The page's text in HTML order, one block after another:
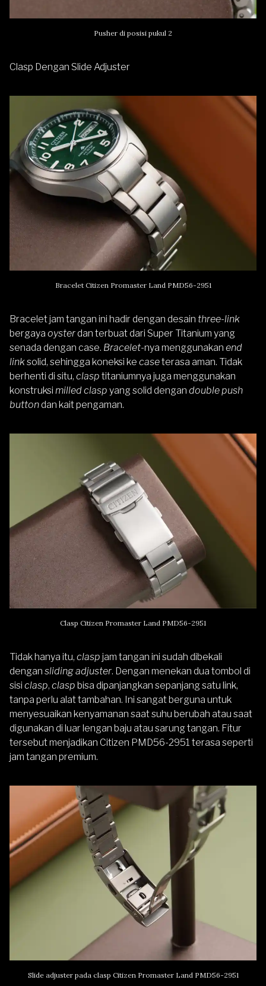
Pusher di posisi pukul 2
Clasp Dengan Slide Adjuster
Bracelet Citizen Promaster Land PMD56-2951
Bracelet jam tangan ini hadir dengan desain three-link
bergaya oysterdan terbuat dari Super Titanium yang
senada dengan case. Bracelet-nya menggunakan end
linksolid, sehingga koneksi ke caseterasa aman. Tidak
berhenti di situ, clasp titaniumnya juga menggunakan
konstruksi milled clasp yang solid dengan double push
buttondan kait pengaman.
Clasp Citizen Promaster Land PMD56-2951
Tidak hanya itu, clasp jam tangan ini sudah dibekali
dengan sliding adjuster. Dengan menekan dua tombol di
sisi clasp, clasp bisa dipanjangkan sepanjang satu link,
tanpa perlu alat tambahan. Ini sangat berguna untuk
menyesuaikan kenyamanan saat suhu berubah atau saat
digunakan di luar lengan baju atau sarung tangan. Fitur
tersebut menjadikan Citizen PMD56-2951 terasa seperti
jam tangan premium.
Slide adjuster pada clasp Citizen Promaster Land PMD56-2951